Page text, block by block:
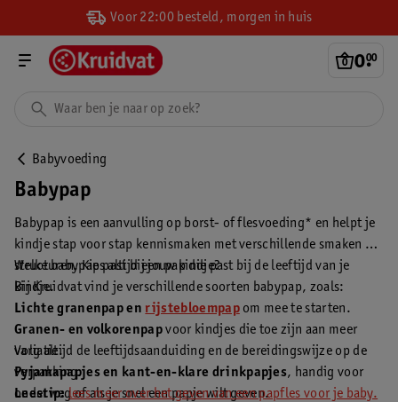
Voor 22:00 besteld, morgen in huis
0.
00
Babyvoeding
Babypap
Babypap is een aanvulling op borst- of flesvoeding* en helpt je
kindje stap voor stap kennismaken met verschillende smaken en
structuren. Kies altijd een pap die past bij de leeftijd van je
kindje.
Welke babypap past bij jouw kindje?
Bij Kruidvat vind je verschillende soorten babypap, zoals:
Lichte granenpap en rijstebloempapom mee te starten.
Granen- en volkorenpapvoor kindjes die toe zijn aan meer
variatie.
Pyjamapapjes en kant-en-klare drinkpapjes, handig voor
onderweg of als je snel een papje wilt geven.
Volg altijd de leeftijdsaanduiding en de bereidingswijze op de
verpakking.
Leestip: lees meer over het geven van een papfles voor je baby.